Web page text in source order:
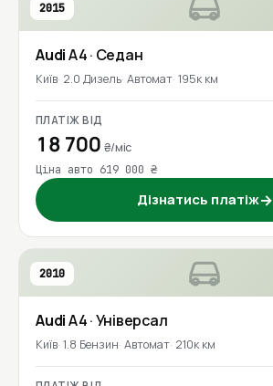
2015
AudiA4· Седан
Київ 2.0 Дизель Автомат 195к км
ПЛАТІЖ ВІД
18 700 ₴/міс
Ціна авто 619 000 ₴
Дізнатись платіж→
2010
AudiA4· Універсал
Київ 1.8 Бензин Автомат 210к км